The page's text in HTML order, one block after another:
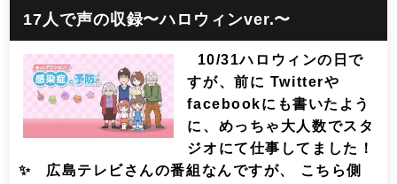
17人で声の収録〜ハロウィンver.〜
10/31ハロウィンの日で
すが、前に Twitterや
facebookにも書いたよう
に、めっちゃ大人数でスタ
ジオにて仕事してました！
✨ 広島テレビさんの番組なんですが、 こちら側